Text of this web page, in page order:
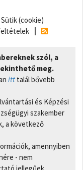
Sütik (cookie)
szól, a
meg.
itt talál bővebb
és Képzési
szakember
a következő
amennyiben
- nem